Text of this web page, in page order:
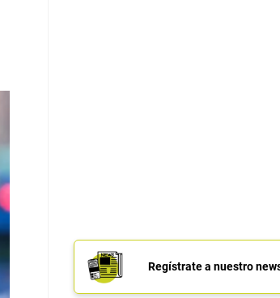
Regístrate a nuestro